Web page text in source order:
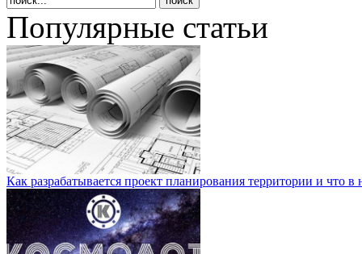
Популярные статьи
Как разрабатывается проект планирования территории и что в